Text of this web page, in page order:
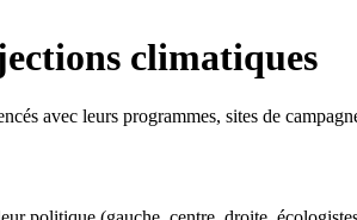
climatiques
avec leurs programmes, sites de